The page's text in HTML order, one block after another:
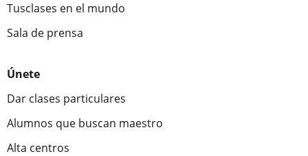
Tusclases en el mundo
Sala de prensa
Únete
Dar clases particulares
Alumnos que buscan maestro
Alta centros